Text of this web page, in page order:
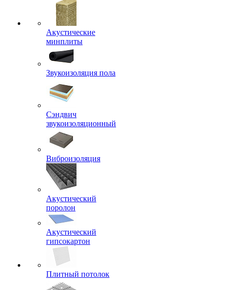
Акустические
минплиты
Звукоизоляция пола
Сэндвич
звукоизоляционный
Виброизоляция
Акустический
поролон
Акустический
гипсокартон
Плитный потолок